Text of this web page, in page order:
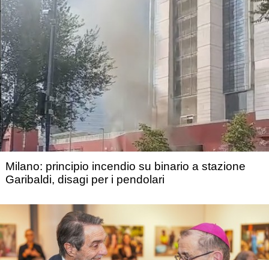
Milano: principio incendio su binario a stazione
Garibaldi, disagi per i pendolari